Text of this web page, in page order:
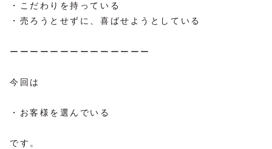
・こだわりを持っている
・売ろうとせずに、喜ばせようとしている
ーーーーーーーーーーーーーー
今回は
・お客様を選んでいる
です。